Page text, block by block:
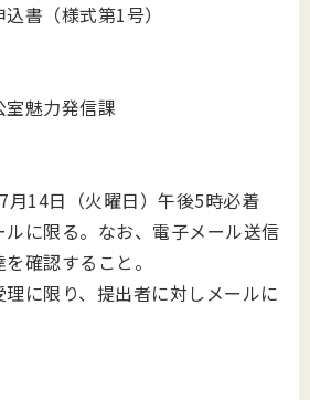
書（様式第1号）
魅力発信課
月14日（火曜日）午後5時必着
に限る。なお、電⼦メール送信
確認すること。
に限り、提出者に対しメールに